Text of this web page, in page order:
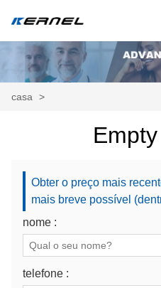
casa >
Obter o preço mais
mais breve possível
nome :
telefone :